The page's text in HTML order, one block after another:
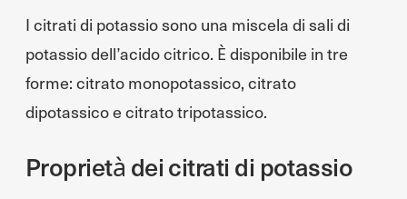
I citrati di potassio sono una miscela di sali di
potassio dell’acido citrico. È disponibile in tre
forme: citrato monopotassico, citrato
dipotassico e citrato tripotassico.
Proprietà dei citrati di potassio